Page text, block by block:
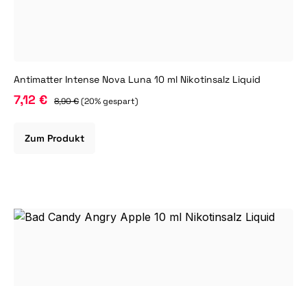
Antimatter Intense Nova Luna 10 ml Nikotinsalz Liquid
7,12 € 8,90 €(20% gespart)
Zum Produkt